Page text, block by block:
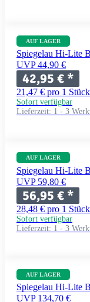
AUF LAGER
Spiegelau Hi-Lite
UVP 44,90 €
42,95 € *
21,47 € pro 1 Stück
Sofort verfügbar
Lieferzeit: 1 - 3
AUF LAGER
Spiegelau Hi-Lite
UVP 59,80 €
56,95 € *
28,48 € pro 1 Stück
Sofort verfügbar
Lieferzeit: 1 - 3
AUF LAGER
Spiegelau Hi-Lite
UVP 134,70 €